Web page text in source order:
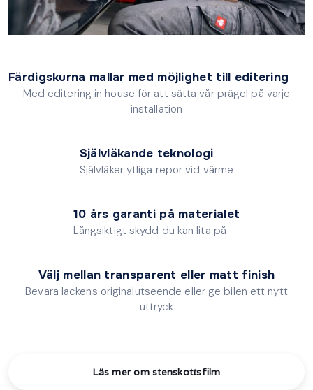
Färdigskurna mallar med möjlighet till editering
Med editering in house för att sätta vår prägel på varje
installation
Självläkande teknologi
Självläker ytliga repor vid värme
10 års garanti på materialet
Långsiktigt skydd du kan lita på
Välj mellan transparent eller matt finish
Bevara lackens originalutseende eller ge bilen ett nytt
uttryck
Läs mer om stenskottsfilm